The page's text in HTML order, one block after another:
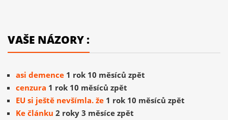
VAŠE NÁZORY :
asi demence 1 rok 10 měsíců zpět
cenzura 1 rok 10 měsíců zpět
EU si ještě nevšímla. že 1 rok 10 měsíců zpět
Ke článku 2 roky 3 měsíce zpět